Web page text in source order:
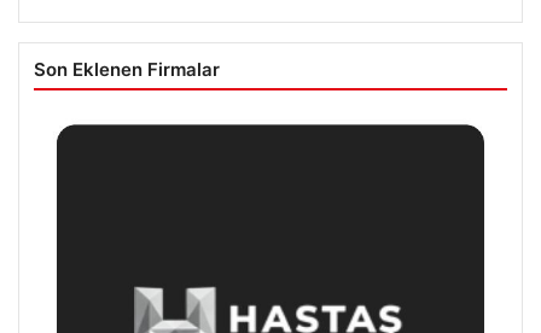
Son Eklenen Firmalar